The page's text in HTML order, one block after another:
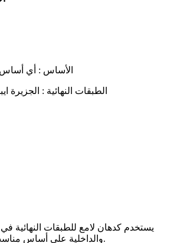
الأساس : أي أساس
الطبقات النهائية :
يستخدم كدهان لامع للطبقات النهائية
والداخلية على أساس مناسب للسطوح الحديدية.